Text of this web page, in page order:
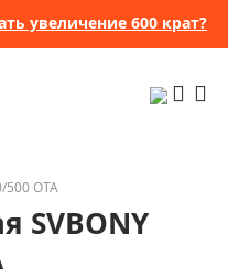
увеличение 600 крат?
500 OTA
SVBONY